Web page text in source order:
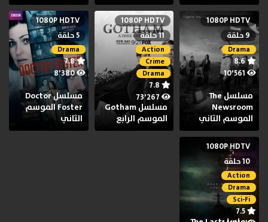
1080P HDTV
9 حلقة
Drama
8.6
مسلسل The
Newsroom
الموسم الثاني
1080P HDTV
11 حلقة
Action
Crime
Drama
7.8
73٬267
مسلسل Gotham
الموسم الرابع
1080P HDTV
5 حلقة
Drama
7.8
8٬380
مسلسل Doctor
Foster الموسم
الثاني
1080P HDTV
10 حلقة
Action
Drama
Sci-Fi